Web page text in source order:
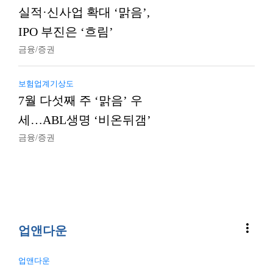
실적·신사업 확대 ‘맑음’,
IPO 부진은 ‘흐림’
금융/증권
보험업계기상도
7월 다섯째 주 ‘맑음’ 우
세…ABL생명 ‘비온뒤갬’
금융/증권
업앤다운 more_vert
업앤다운